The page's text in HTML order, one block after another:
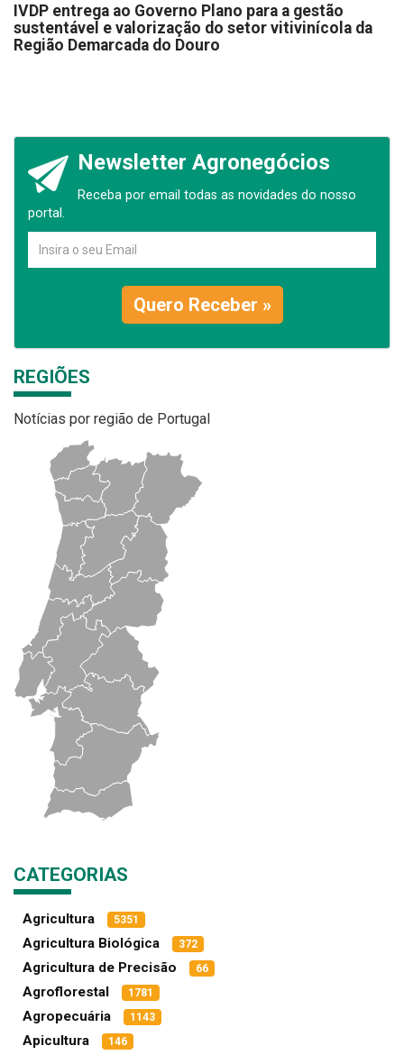
IVDP entrega ao Governo Plano para a gestão
sustentável e valorização do setor vitivinícola da
Região Demarcada do Douro
Newsletter Agronegócios
Receba por email todas as novidades do nosso
portal.
Quero Receber »
REGIÕES
Notícias por região de Portugal
CATEGORIAS
Agricultura 5351
Agricultura Biológica 372
Agricultura de Precisão 66
Agroflorestal 1781
Agropecuária 1143
Apicultura 146